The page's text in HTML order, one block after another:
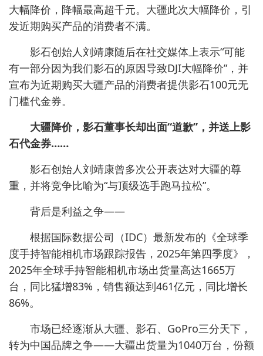
大幅降价，降幅最高超千元。大疆此次大幅降价，引
发近期购买产品的消费者不满。
影石创始人刘靖康随后在社交媒体上表示“可能
有一部分因为我们影石的原因导致DJI大幅降价”，并
宣布为近期购买大疆产品的消费者提供影石100元无
门槛代金券。
大疆降价，影石董事长却出面“道歉”，并送上影
石代金券……
影石创始人刘靖康曾多次公开表达对大疆的尊
重，并将竞争比喻为“与顶级选手跑马拉松”。
背后是利益之争——
根据国际数据公司（IDC）最新发布的《全球季
度手持智能相机市场跟踪报告，2025年第四季度》，
2025年全球手持智能相机市场出货量高达1665万
台，同比猛增83%，销售额达到461亿元，同比增长
86%。
市场已经逐渐从大疆、影石、GoPro三分天下，
转为中国品牌之争——大疆出货量为1040万台，份额